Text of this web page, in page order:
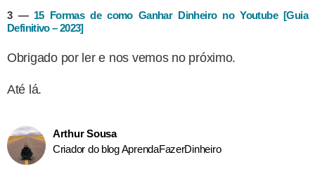
3 — 15 Formas de como Ganhar Dinheiro no Youtube [Guia
Definitivo – 2023]
Obrigado por ler e nos vemos no próximo.
Até lá.
Arthur Sousa
Criador do blog AprendaFazerDinheiro